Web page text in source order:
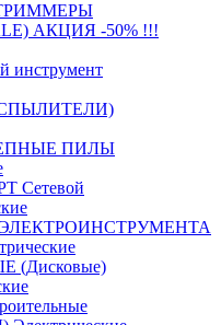
АКЦИЯ -50% !!!
инструмент
ПИЛЫ
Сетевой